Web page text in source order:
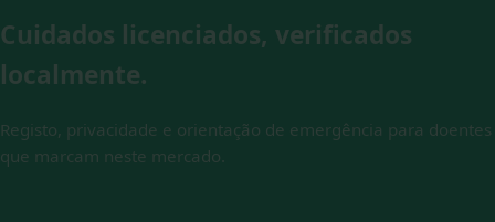
Cuidados licenciados, verificados
localmente.
Registo, privacidade e orientação de emergência para doentes
que marcam neste mercado.